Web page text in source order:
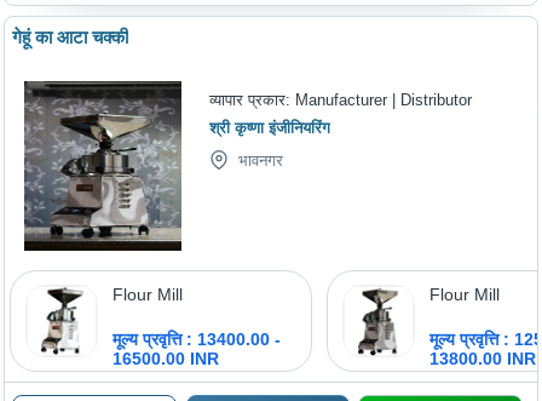
गेहूं का आटा चक्की
व्यापार प्रकार: Manufacturer | Distributor
श्री कृष्णा इंजीनियरिंग
भावनगर
Flour Mill
मूल्य प्रवृत्ति : 13400.00 -
16500.00 INR
Flour Mill
मूल्य प्रवृत्ति :
13800.00 INR